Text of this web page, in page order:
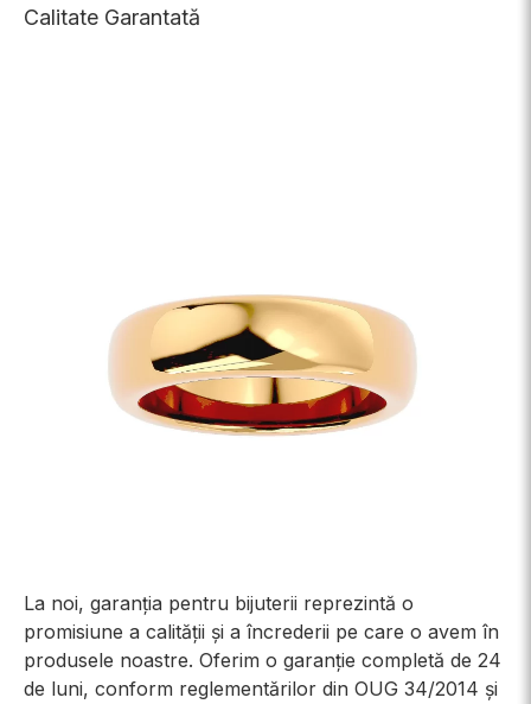
Calitate Garantată
La noi, garanția pentru bijuterii reprezintă o
promisiune a calității și a încrederii pe care o avem în
produsele noastre. Oferim o garanție completă de 24
de luni, conform reglementărilor din OUG 34/2014 și